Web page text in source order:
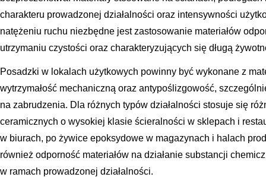
charakteru prowadzonej działalności oraz intensywności
natężeniu ruchu niezbędne jest zastosowanie materiałów
utrzymaniu czystości oraz charakteryzujących się długą
Posadzki w lokalach użytkowych powinny być wykonane z
wytrzymałość mechaniczną oraz antypoślizgowość,
na zabrudzenia. Dla różnych typów działalności stosuje się
ceramicznych o wysokiej klasie ścieralności w sklepach i
w biurach, po żywice epoksydowe w magazynach i halach
również odporność materiałów na działanie substancji
w ramach prowadzonej działalności.